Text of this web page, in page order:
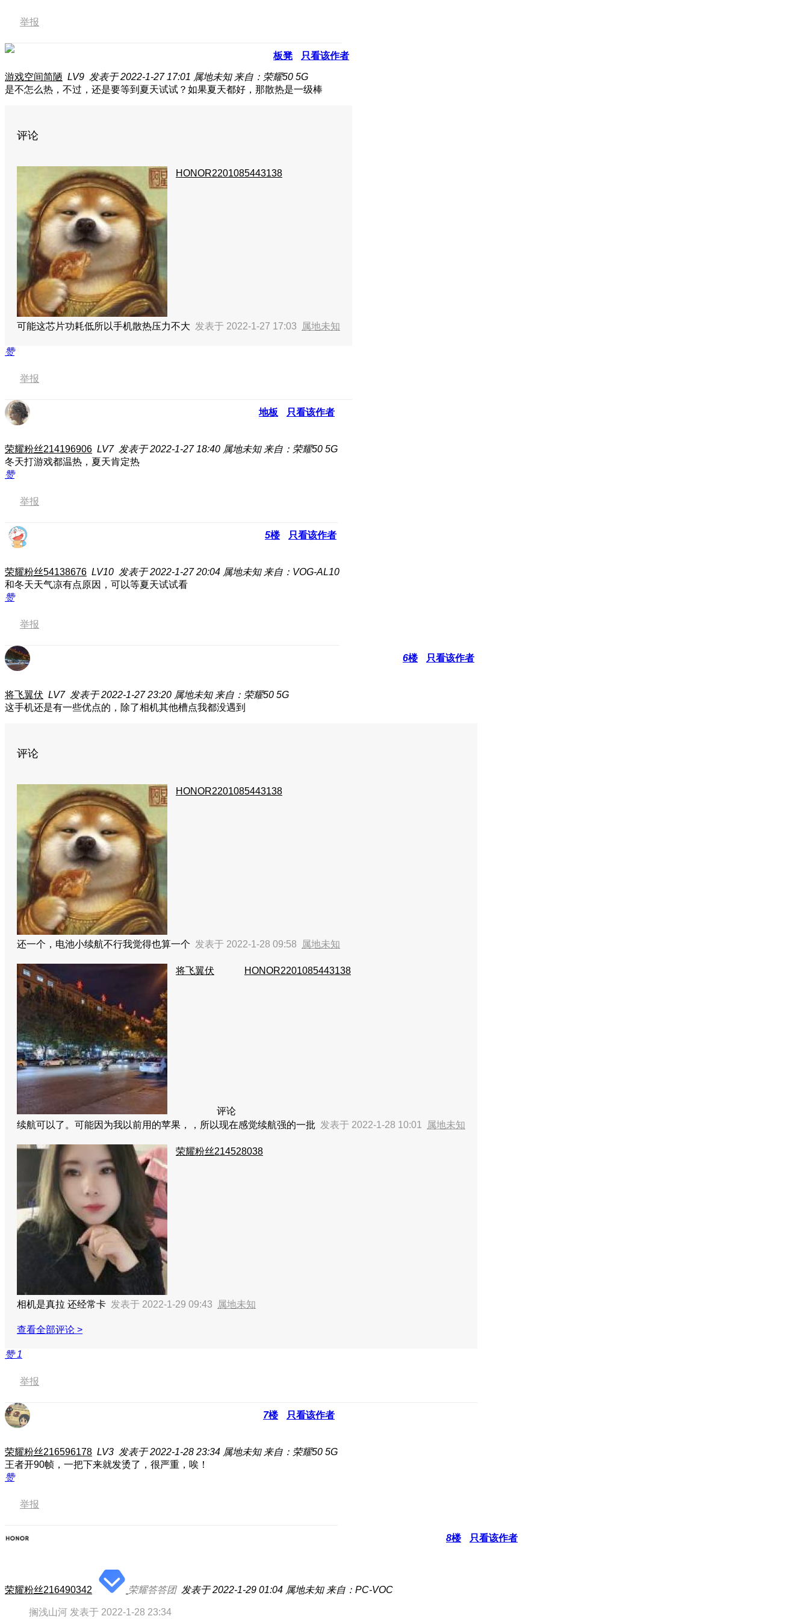
举报
板凳 只看该作者
游戏空间简陋 LV9 发表于 2022-1-27 17:01 属地未知 来自：荣耀50 5G
是不怎么热，不过，还是要等到夏天试试？如果夏天都好，那散热是一级棒
评论
HONOR2201085443138
可能这芯片功耗低所以手机散热压力不大 发表于 2022-1-27 17:03 属地未知
赞
举报
地板 只看该作者
荣耀粉丝214196906 LV7 发表于 2022-1-27 18:40 属地未知 来自：荣耀50 5G
冬天打游戏都温热，夏天肯定热
赞
举报
5楼 只看该作者
荣耀粉丝54138676 LV10 发表于 2022-1-27 20:04 属地未知 来自：VOG-AL10
和冬天天气凉有点原因，可以等夏天试试看
赞
举报
6楼 只看该作者
将飞翼伏 LV7 发表于 2022-1-27 23:20 属地未知 来自：荣耀50 5G
这手机还是有一些优点的 ，除了相机其他槽点我都没遇到
评论
HONOR2201085443138
还一个，电池小续航不行我觉得也算一个 发表于 2022-1-28 09:58 属地未知
将飞翼伏
评论
HONOR2201085443138
续航可以了。可能因为我以前用的苹果，，所以现在感觉续航强的一批 发表于 2022-1-28 10:01 属地未知
荣耀粉丝214528038
相机是真拉 还经常卡 发表于 2022-1-29 09:43 属地未知
查看全部评论 >
赞1
举报
7楼 只看该作者
荣耀粉丝216596178 LV3 发表于 2022-1-28 23:34 属地未知 来自：荣耀50 5G
王者开90帧，一把下来就发烫了，很严重，唉！
赞
举报
8楼 只看该作者
荣耀粉丝216490342 荣耀答答团 发表于 2022-1-29 01:04 属地未知 来自：PC-VOC
搁浅山河 发表于 2022-1-28 23:34